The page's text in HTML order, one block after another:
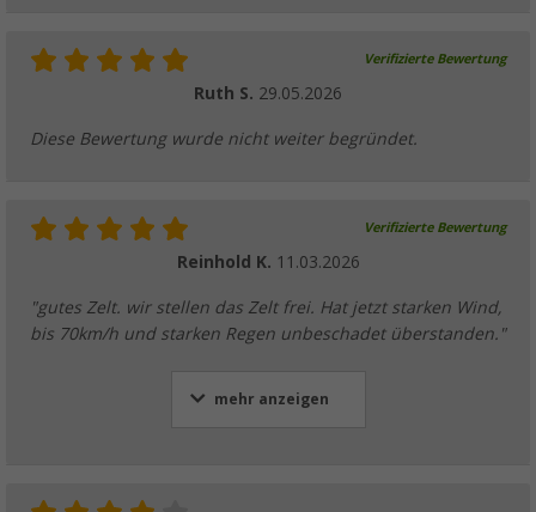
Verifizierte Bewertung
Ruth S. 29.05.2026
Diese Bewertung wurde nicht weiter begründet.
Verifizierte Bewertung
Reinhold K. 11.03.2026
"gutes Zelt. wir stellen das Zelt frei. Hat jetzt starken Wind,
bis 70km/h und starken Regen unbeschadet überstanden."
mehr anzeigen